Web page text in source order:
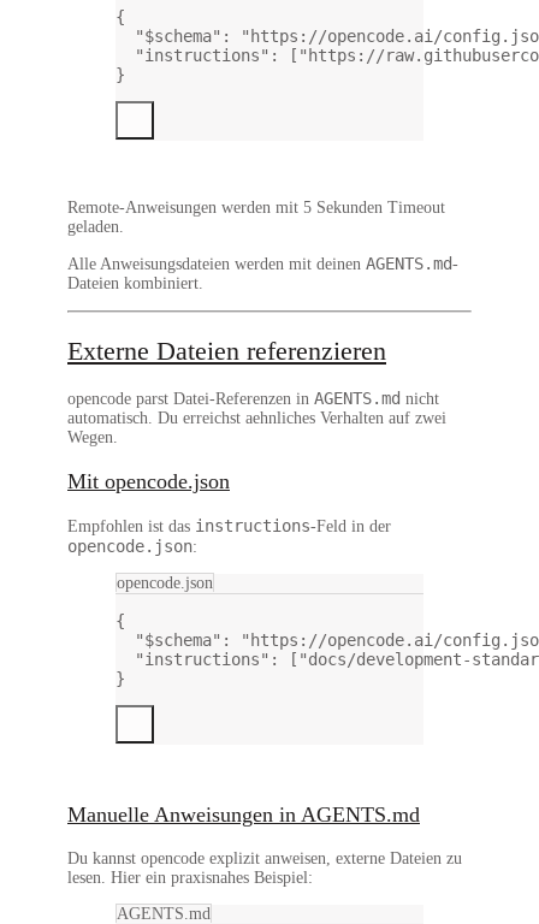
{
"$schema" :
"https://opencode.ai/
"instructions" : [ "https://
}
Remote-Anweisungen werden mit 5 Sekunden Timeout
geladen.
Alle Anweisungsdateien werden mit deinen AGENTS.md-
Dateien kombiniert.
Externe Dateien referenzieren
opencode parst Datei-Referenzen in AGENTS.md nicht
automatisch. Du erreichst aehnliches Verhalten auf zwei
Wegen.
Mit opencode.json
Empfohlen ist das instructions-Feld in der
opencode.json:
opencode.json
{
"$schema" :
"https://opencode.ai/
"instructions" : [ "docs/development-
}
Manuelle Anweisungen in AGENTS.md
Du kannst opencode explizit anweisen, externe Dateien zu
lesen. Hier ein praxisnahes Beispiel:
AGENTS.md